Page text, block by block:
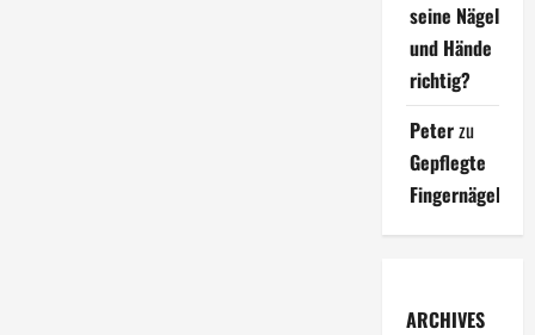
seine Nägel
und Hände
richtig?
Peterzu
Gepflegte
Fingernägel
ARCHIVES